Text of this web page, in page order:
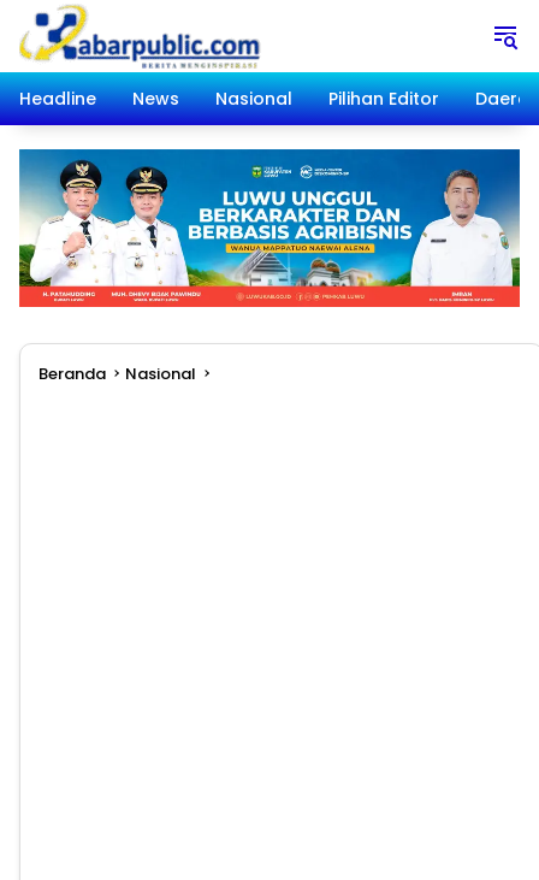
Langsung
konten
Headline
News Nasional Pilihan Editor Daerah
Beranda Nasional